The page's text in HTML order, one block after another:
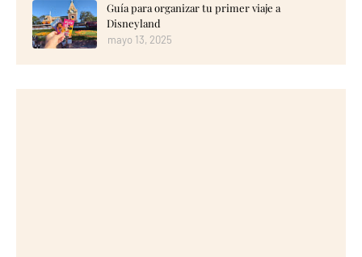
Guía para organizar tu primer viaje a
Disneyland
mayo 13, 2025